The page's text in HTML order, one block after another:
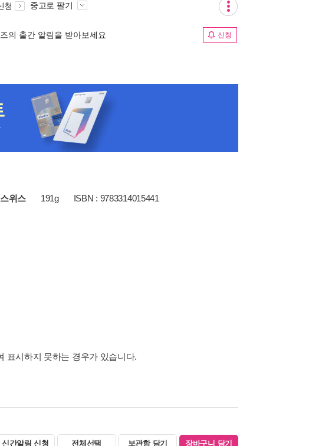
청 중고로 팔기
의 출간 알림을 받아보세요 신청
스위스 191g
ISBN : 9783314015441
표시하지 못하는 경우가 있습니다.
신간알림 신청 전체선택 보관함 담기 장바구니 담기